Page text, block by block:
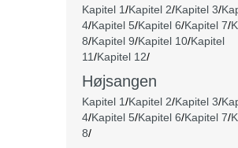
Kapitel 1/Kapitel 2/Kapitel 3/
4/Kapitel 5/Kapitel 6/Kapitel 7/
8/Kapitel 9/Kapitel 10/Kapitel
11/Kapitel 12/
Højsangen
Kapitel 1/Kapitel 2/Kapitel 3/
4/Kapitel 5/Kapitel 6/Kapitel 7/
8/